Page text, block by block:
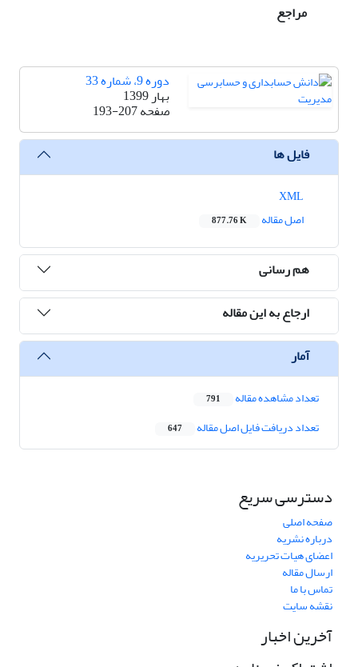
مراجع
دوره 9، شماره 33
بهار 1399
صفحه193-207
فایل ها
اصل مقاله
877.76 K
هم رسانی
ارجاع به این مقاله
آمار
تعداد مشاهده مقاله 791
تعداد دریافت فایل اصل مقاله 647
دسترسی سریع
صفحه اصلی
درباره نشریه
اعضای هیات تحریریه
ارسال مقاله
تماس با ما
نقشه سایت
آخرین اخبار